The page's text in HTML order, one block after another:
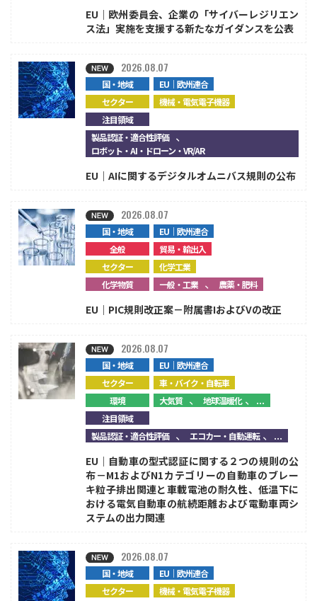
EU｜欧州委員会、企業の「サイバーレジリエン
ス法」実施を支援する新たなガイダンスを公表
国・地域
EU｜欧州連合
セクター
機械・電気電子機器
注目領域
製品認証・適合性評価 、
ロボット・AI・ドローン・VR/AR
2026.08.07
EU｜AIに関するデジタルオムニバス規則の公布
国・地域
EU｜欧州連合
全般
貿易・輸出入
セクター
化学工業
化学物質
一般・工業 、農薬・肥料
2026.08.07
EU｜PIC規則改正案－附属書IおよびVの改正
国・地域
EU｜欧州連合
セクター
車・バイク・自転車
環境
大気質 、地球温暖化、...
注目領域
製品認証・適合性評価 、エコカー・自動運転、...
2026.08.07
EU｜自動車の型式認証に関する２つの規則の公
布－M1およびN1カテゴリーの自動車のブレー
キ粒子排出関連と車載電池の耐久性、低温下に
おける電気自動車の航続距離および電動車両シ
ステムの出力関連
国・地域
EU｜欧州連合
セクター
機械・電気電子機器
2026.08.07